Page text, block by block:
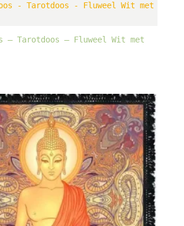
€ 25,50.
– Tarotdoos – Fluweel Wit met